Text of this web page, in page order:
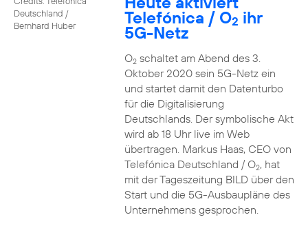
Deutschland /
Bernhard Huber
Telefónica / O2 ihr
5G-Netz
O2schaltet am Abend des 3.
Oktober 2020 sein 5G-Netz ein
und startet damit den Datenturbo
für die Digitalisierung
Deutschlands. Der symbolische Akt
wird ab 18 Uhr live im Web
übertragen. Markus Haas, CEO von
Telefónica Deutschland / O2, hat
mit der Tageszeitung BILD über den
Start und die 5G-Ausbaupläne des
Unternehmens gesprochen.